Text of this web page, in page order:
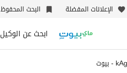
الإعلانات المفضلة البحث المحفوظ
ابحث عن الوكيل